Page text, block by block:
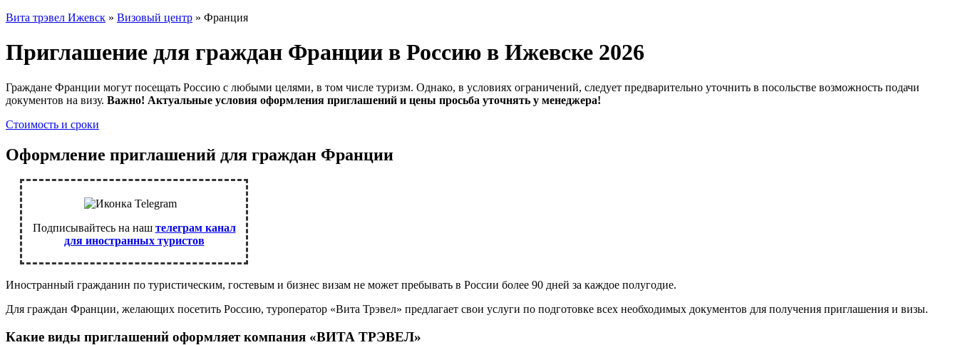
Вита трэвел Ижевск » Визовый центр » Франция
Приглашение для граждан Франции в Россию в Ижевске 2026
Граждане Франции могут посещать Россию с любыми целями, в том числе туризм. Однако, в условиях ограничений, следует предварительно уточнить в посольстве возможность подачи
документов на визу. Важно! Актуальные условия оформления приглашений и цены просьба уточнять у менеджера!
Стоимость и сроки
Оформление приглашений для граждан Франции
Подписывайтесь на наш телеграм канал
для иностранных туристов
Иностранный гражданин по туристическим, гостевым и бизнес визам не может пребывать в России более 90 дней за каждое полугодие.
Для граждан Франции, желающих посетить Россию, туроператор «Вита Трэвел» предлагает свои услуги по подготовке всех необходимых документов для получения приглашения и визы.
Какие виды приглашений оформляет компания «ВИТА ТРЭВЕЛ»